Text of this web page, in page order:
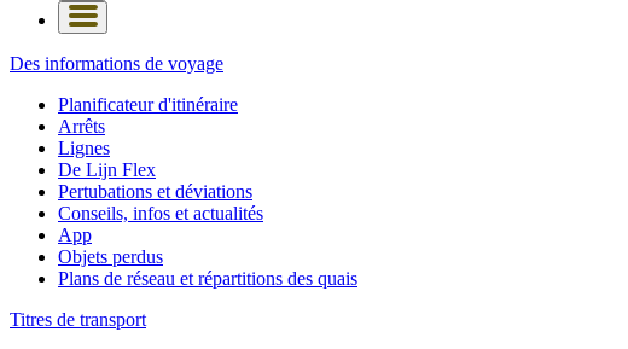
Des informations de voyage
Planificateur d'itinéraire
Arrêts
Lignes
De Lijn Flex
Pertubations et déviations
Conseils, infos et actualités
App
Objets perdus
Plans de réseau et répartitions des quais
Titres de transport